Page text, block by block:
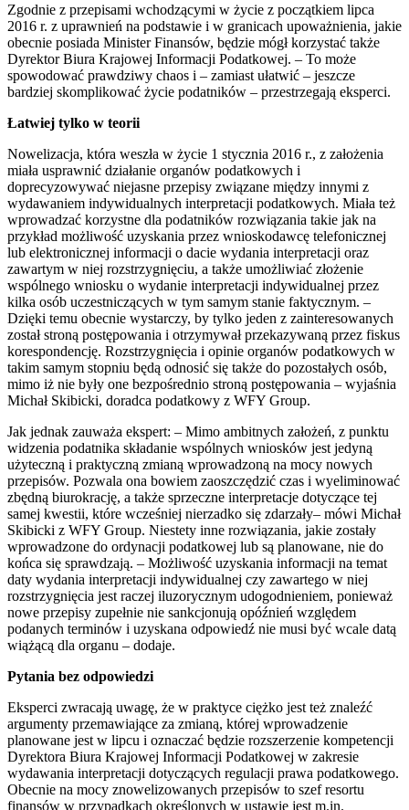
Zgodnie z przepisami wchodzącymi w życie z początkiem lipca
2016 r. z uprawnień na podstawie i w granicach upoważnienia, jakie
obecnie posiada Minister Finansów, będzie mógł korzystać także
Dyrektor Biura Krajowej Informacji Podatkowej. – To może
spowodować prawdziwy chaos i – zamiast ułatwić – jeszcze
bardziej skomplikować życie podatników – przestrzegają eksperci.
Łatwiej tylko w teorii
Nowelizacja, która weszła w życie 1 stycznia 2016 r., z założenia
miała usprawnić działanie organów podatkowych i
doprecyzowywać niejasne przepisy związane między innymi z
wydawaniem indywidualnych interpretacji podatkowych. Miała też
wprowadzać korzystne dla podatników rozwiązania takie jak na
przykład możliwość uzyskania przez wnioskodawcę telefonicznej
lub elektronicznej informacji o dacie wydania interpretacji oraz
zawartym w niej rozstrzygnięciu, a także umożliwiać złożenie
wspólnego wniosku o wydanie interpretacji indywidualnej przez
kilka osób uczestniczących w tym samym stanie faktycznym. –
Dzięki temu obecnie wystarczy, by tylko jeden z zainteresowanych
został stroną postępowania i otrzymywał przekazywaną przez fiskus
korespondencję. Rozstrzygnięcia i opinie organów podatkowych w
takim samym stopniu będą odnosić się także do pozostałych osób,
mimo iż nie były one bezpośrednio stroną postępowania – wyjaśnia
Michał Skibicki, doradca podatkowy z WFY Group.
Jak jednak zauważa ekspert: – Mimo ambitnych założeń, z punktu
widzenia podatnika składanie wspólnych wniosków jest jedyną
użyteczną i praktyczną zmianą wprowadzoną na mocy nowych
przepisów. Pozwala ona bowiem zaoszczędzić czas i wyeliminować
zbędną biurokrację, a także sprzeczne interpretacje dotyczące tej
samej kwestii, które wcześniej nierzadko się zdarzały– mówi Michał
Skibicki z WFY Group. Niestety inne rozwiązania, jakie zostały
wprowadzone do ordynacji podatkowej lub są planowane, nie do
końca się sprawdzają. – Możliwość uzyskania informacji na temat
daty wydania interpretacji indywidualnej czy zawartego w niej
rozstrzygnięcia jest raczej iluzorycznym udogodnieniem, ponieważ
nowe przepisy zupełnie nie sankcjonują opóźnień względem
podanych terminów i uzyskana odpowiedź nie musi być wcale datą
wiążącą dla organu – dodaje.
Pytania bez odpowiedzi
Eksperci zwracają uwagę, że w praktyce ciężko jest też znaleźć
argumenty przemawiające za zmianą, której wprowadzenie
planowane jest w lipcu i oznaczać będzie rozszerzenie kompetencji
Dyrektora Biura Krajowej Informacji Podatkowej w zakresie
wydawania interpretacji dotyczących regulacji prawa podatkowego.
Obecnie na mocy znowelizowanych przepisów to szef resortu
finansów w przypadkach określonych w ustawie jest m.in.